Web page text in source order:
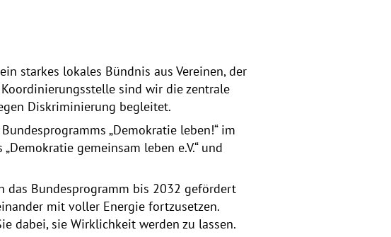
starkes lokales Bündnis aus Vereinen, der
sind wir die zentrale
Diskriminierung begleitet.
„Demokratie leben!“ im
gemeinsam leben e.V.“ und
das Bundesprogramm bis 2032 gefördert
mit voller Energie fortzusetzen.
dabei, sie Wirklichkeit werden zu lassen.